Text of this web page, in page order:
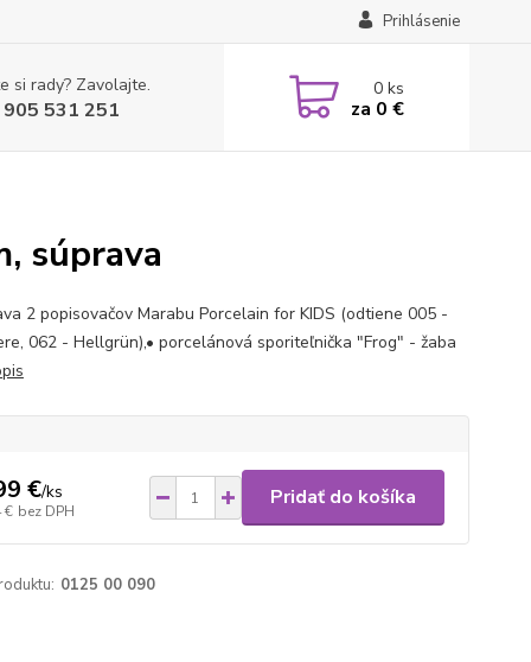
Prihlásenie
si rady? Zavolajte.
531 251
0ks
za 0 €
súprava
2 popisovačov Marabu Porcelain for KIDS (odtiene 005 -
062 - Hellgrün),• porcelánová sporiteľnička "Frog" - žaba
€/ks
€ bez DPH
Pridať do košíka
0125 00 090